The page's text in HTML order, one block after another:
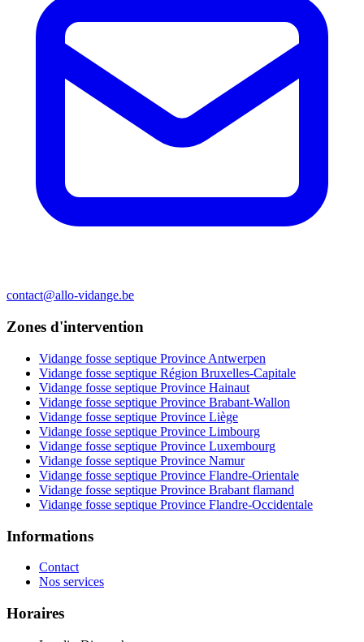
contact@allo-vidange.be
Zones d'intervention
Vidange fosse septique Province Antwerpen
Vidange fosse septique Région Bruxelles-Capitale
Vidange fosse septique Province Hainaut
Vidange fosse septique Province Brabant-Wallon
Vidange fosse septique Province Liège
Vidange fosse septique Province Limbourg
Vidange fosse septique Province Luxembourg
Vidange fosse septique Province Namur
Vidange fosse septique Province Flandre-Orientale
Vidange fosse septique Province Brabant flamand
Vidange fosse septique Province Flandre-Occidentale
Informations
Contact
Nos services
Horaires